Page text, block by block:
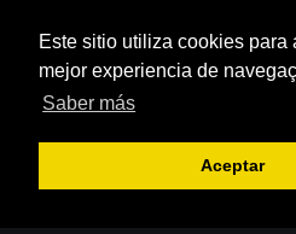
Este sitio utiliza cookies para
mejor experiencia de
Saber más
Aceptar